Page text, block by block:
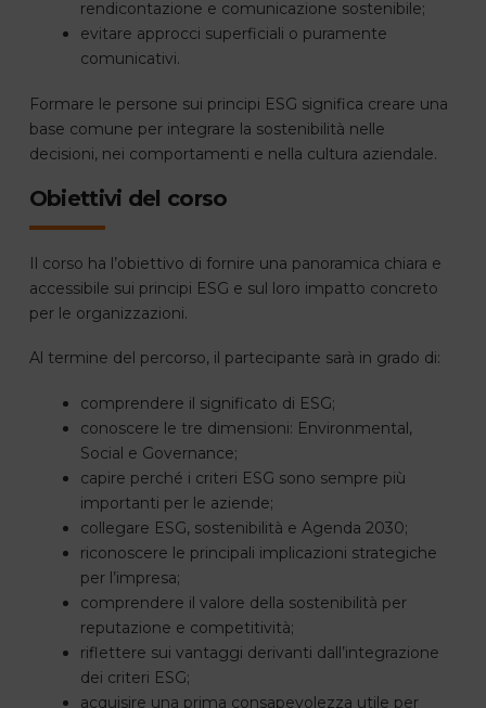
rendicontazione e comunicazione sostenibile;
evitare approcci superficiali o puramente
comunicativi.
Formare le persone sui principi ESG significa creare una
base comune per integrare la sostenibilità nelle
decisioni, nei comportamenti e nella cultura aziendale.
Obiettivi del corso
Il corso ha l’obiettivo di fornire una panoramica chiara e
accessibile sui principi ESG e sul loro impatto concreto
per le organizzazioni.
Al termine del percorso, il partecipante sarà in grado di:
comprendere il significato di ESG;
conoscere le tre dimensioni: Environmental,
Social e Governance;
capire perché i criteri ESG sono sempre più
importanti per le aziende;
collegare ESG, sostenibilità e Agenda 2030;
riconoscere le principali implicazioni strategiche
per l’impresa;
comprendere il valore della sostenibilità per
reputazione e competitività;
riflettere sui vantaggi derivanti dall’integrazione
dei criteri ESG;
acquisire una prima consapevolezza utile per